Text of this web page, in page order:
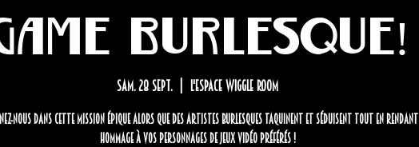
Burlesque!
sam. 28 sept.
  |
L'Espace Wiggle Room
nous dans cette mission épique alors que des artistes burlesques taquinent et séduisent tout en rendant
hommage à vos personnages de jeux vidéo préférés !